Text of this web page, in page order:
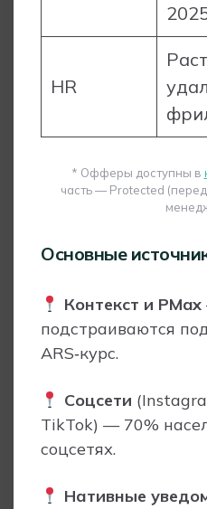
HR
* Офферы доступны в
часть — Protected
Основные
Контекст и PMax
подстраиваются
ARS‑курс.
Соцсети
TikTok) — 70%
соцсетях.
Нативные